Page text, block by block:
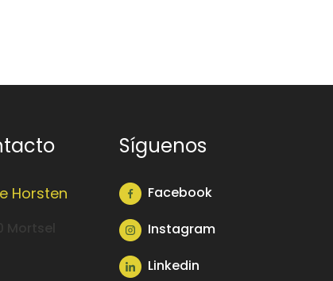
Horsten
Síguenos
Facebook
Instagram
Linkedin